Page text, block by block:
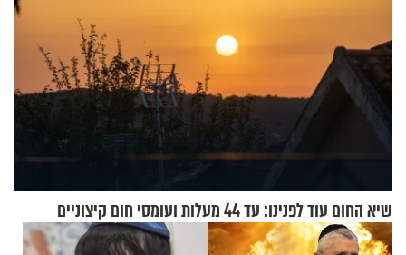
שיא החום עוד לפנינו: עד 44 מעלות ועומסי חום קיצוניים